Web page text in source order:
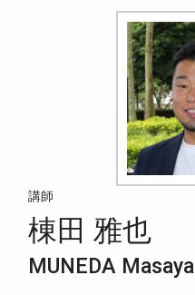
棟田 雅也
MUNEDA Masaya
講師